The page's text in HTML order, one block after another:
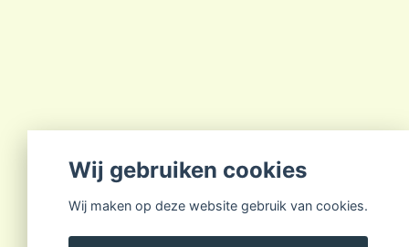
Wij gebruiken cookies
Wij maken op deze website gebruik van cookies.